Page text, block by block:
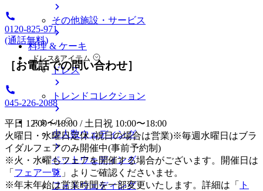
その他施設・サービス
料理 & ケーキ
ドレス&アイテム
ドレス
トレンドコレクション
スタイル
少人数ウェディング
ペットウェディング
フォトウェディング
0120-825-971
(通話無料)
［お電話での問い合わせ］
045-226-2088
平日 12:00〜18:00 / 土日祝 10:00〜18:00
火曜日・水曜日定休 (祝日の場合は営業)※毎週水曜日はブラ
イダルフェアのみ開催中(事前予約制)
※火・水曜もフェアを開催する場合がございます。開催日は
「 フェア一覧 」よりご確認くださいませ。
※年末年始は営業時間を一部変更いたします。詳細は「
ト